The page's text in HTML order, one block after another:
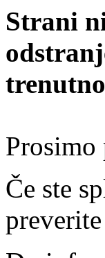
Strani
Prosimo
Če ste